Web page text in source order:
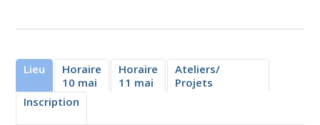
Lieu
Horaire
10 mai
Horaire
11 mai
Ateliers/
Projets
Inscription